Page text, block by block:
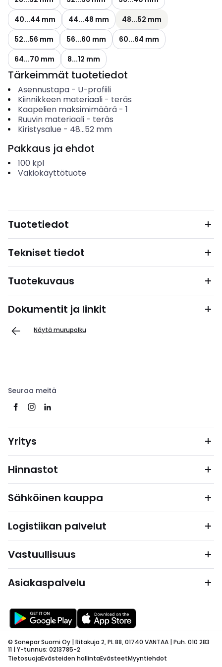
40...44 mm
44...48 mm
48...52 mm
52...56 mm
56...60 mm
60...64 mm
64...70 mm
8...12 mm
Tärkeimmät tuotetiedot
Asennustapa- U-profiili
Kiinnikkeen materiaali- teräs
Kaapelien maksimimäärä- 1
Ruuvin materiaali- teräs
Kiristysalue - 48...52 mm
Pakkaus ja ehdot
100 kpl
Vakiokäyttötuote
Tuotetiedot
Tekniset tiedot
Tuotekuvaus
Dokumentit ja linkit
Näytä murupolku
Seuraa meitä
Yritys
Hinnastot
Sähköinen kauppa
Logistiikan palvelut
Vastuullisuus
Asiakaspalvelu
© Sonepar Suomi Oy | Ritakuja 2, PL 88, 01740 VANTAA | Puh. 010 283
11 | Y-tunnus: 0213785-2
TietosuojaEvästeiden hallintaEvästeetMyyntiehdot